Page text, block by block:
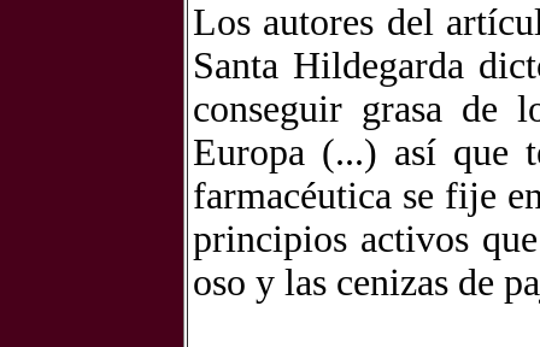
Los autores del
Santa Hildegarda
conseguir grasa de
Europa (...) así que
farmacéutica se fije
principios activos
oso y las cenizas de